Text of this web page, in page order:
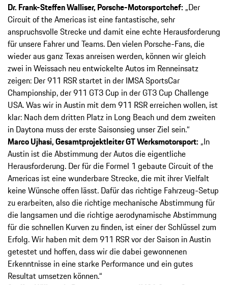
Dr. Frank-­Steffen Walliser, Porsche-­Motorsportchef: „Der
Circuit of the Americas ist eine fantastische, sehr
anspruchsvolle Strecke und damit eine echte Herausforderung
für unsere Fahrer und Teams. Den vielen Porsche-­Fans, die
wieder aus ganz Texas anreisen werden, können wir gleich
zwei in Weissach neu entwickelte Autos im Renneinsatz
zeigen: Der 911 RSR startet in der IMSA SportsCar
Championship, der 911 GT3 Cup in der GT3 Cup Challenge
USA. Was wir in Austin mit dem 911 RSR erreichen wollen, ist
klar: Nach dem dritten Platz in Long Beach und dem zweiten
in Daytona muss der erste Saisonsieg unser Ziel sein.“
Marco Ujhasi, Gesamtprojektleiter GT Werksmotorsport: „In
Austin ist die Abstimmung der Autos die eigentliche
Herausforderung. Der für die Formel 1 gebaute Circuit of the
Americas ist eine wunderbare Strecke, die mit ihrer Vielfalt
keine Wünsche offen lässt. Dafür das richtige Fahrzeug-­Setup
zu erarbeiten, also die richtige mechanische Abstimmung für
die langsamen und die richtige aerodynamische Abstimmung
für die schnellen Kurven zu finden, ist einer der Schlüssel zum
Erfolg. Wir haben mit dem 911 RSR vor der Saison in Austin
getestet und hoffen, dass wir die dabei gewonnenen
Erkenntnisse in eine starke Performance und ein gutes
Resultat umsetzen können.“